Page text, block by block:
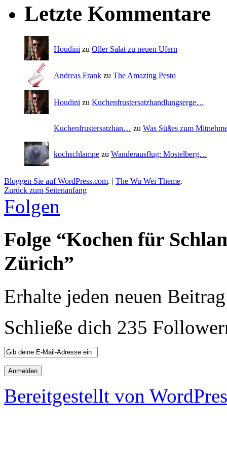
Letzte Kommentare
Houdini zu Oller Salat zu neuen Ufern
Andreas Frank zu The Amazing Pesto
Houdini zu Kuchenfrustersatzhandlungserge…
Kuchenfrustersatzhan… zu Was Süßes zum
kochschlampe zu Wanderausflug: Mostelberg…
Bloggen Sie auf WordPress.com. | The Wu Wei Theme.
Zurück zum Seitenanfang
Folgen
Folge “Kochen für
Zürich”
Erhalte jeden neuen
Schließe dich 235
Bereitgestellt von